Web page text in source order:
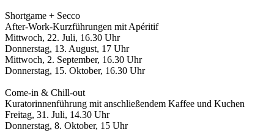
Shortgame + Secco
After-Work-Kurzführungen mit Apéritif
Mittwoch, 22. Juli, 16.30 Uhr
Donnerstag, 13. August, 17 Uhr
Mittwoch, 2. September, 16.30 Uhr
Donnerstag, 15. Oktober, 16.30 Uhr
Come-in & Chill-out
Kuratorinnenführung mit anschließendem Kaffee und Kuchen
Freitag, 31. Juli, 14.30 Uhr
Donnerstag, 8. Oktober, 15 Uhr